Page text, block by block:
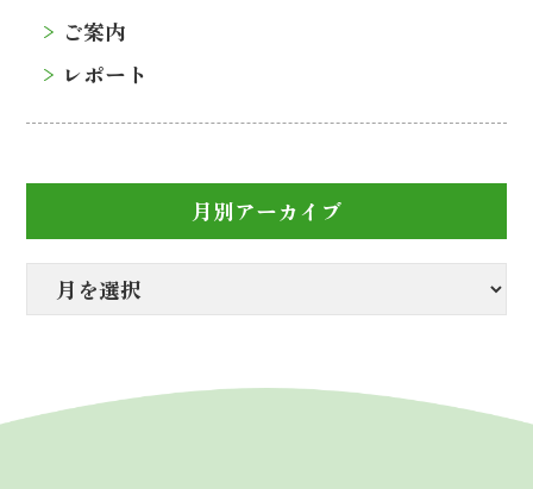
ご案内
レポート
月別アーカイブ